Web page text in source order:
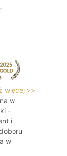
więcej >>
w
-
i
w